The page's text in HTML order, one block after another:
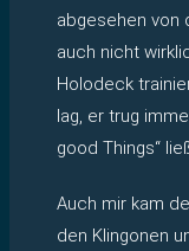
abgesehen von
auch nicht
Holodeck
lag, er trug
good Things“
Auch mir kam
den Klingonen